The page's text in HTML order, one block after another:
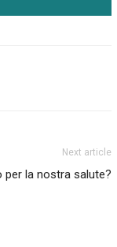
Next article
per la nostra salute?